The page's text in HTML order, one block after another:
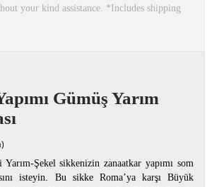
your kind assistance. *Includes shipping
Gümüş Yarım
Şekel sikkenizin zanaatkar yapımı som
isteyin. Bu sikke Roma’ya karşı Büyük